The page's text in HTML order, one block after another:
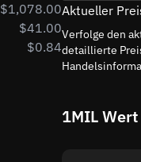
$1,078.00
$41.00
$0.84
Aktueller
Verfolge den
detaillierte
1MIL